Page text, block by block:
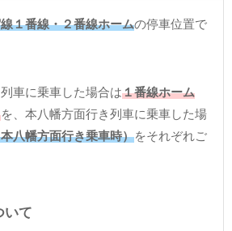
１番線・２番線ホームの停車位置で
車に乗車した場合は１番線ホーム
を、本八幡方面行き列車に乗車した場
八幡方面行き乗車時）をそれぞれご
いて